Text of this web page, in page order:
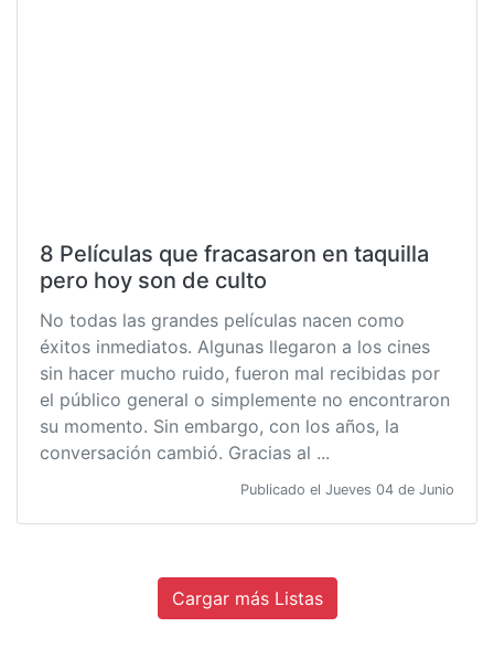
8 Películas que fracasaron en taquilla
pero hoy son de culto
No todas las grandes películas nacen como
éxitos inmediatos. Algunas llegaron a los cines
sin hacer mucho ruido, fueron mal recibidas por
el público general o simplemente no encontraron
su momento. Sin embargo, con los años, la
conversación cambió. Gracias al ...
Publicado el Jueves 04 de Junio
Cargar más Listas